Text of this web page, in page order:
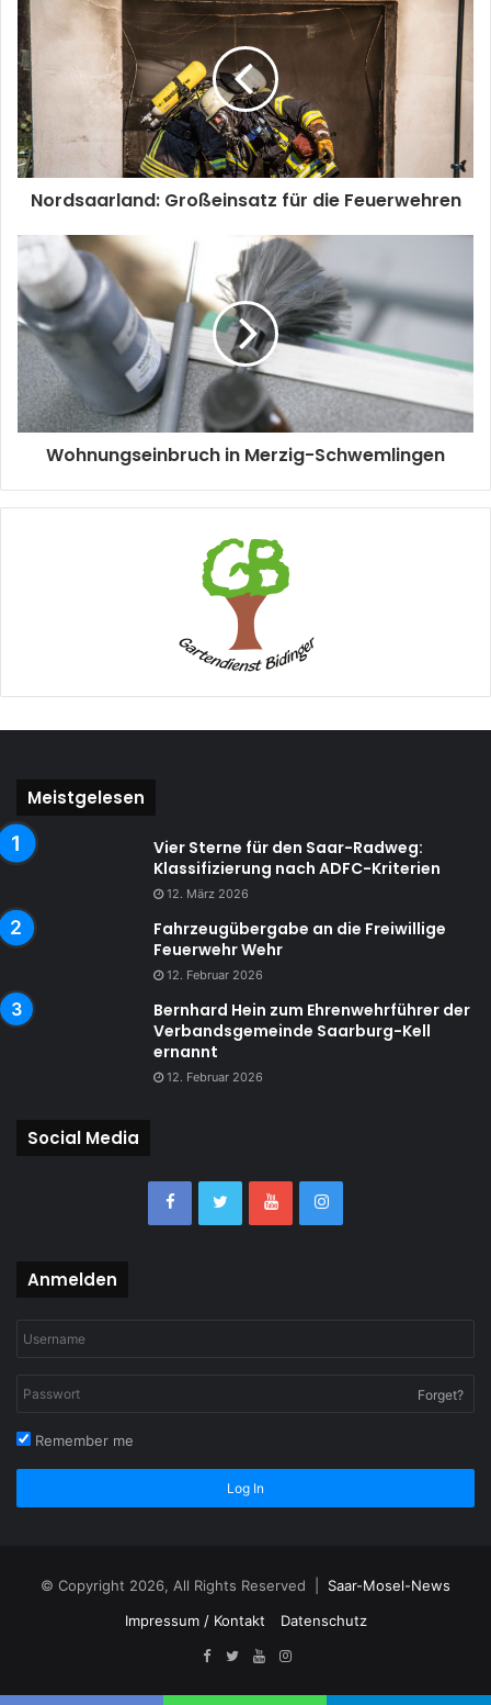
Nordsaarland: Großeinsatz für die Feuerwehren
Wohnungseinbruch in Merzig-Schwemlingen
Meistgelesen
Vier Sterne für den Saar-Radweg:
Klassifizierung nach ADFC-Kriterien
12. März 2026
Fahrzeugübergabe an die Freiwillige
Feuerwehr Wehr
12. Februar 2026
Bernhard Hein zum Ehrenwehrführer der
Verbandsgemeinde Saarburg-Kell
ernannt
12. Februar 2026
Social Media
Anmelden
Forget?
Remember me
Log In
© Copyright 2026, All Rights Reserved | Saar-Mosel-News
Impressum / Kontakt
Datenschutz